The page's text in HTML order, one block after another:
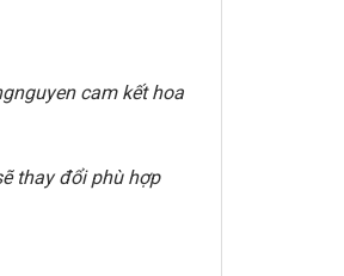
cam kết hoa
thay đổi phù hợp